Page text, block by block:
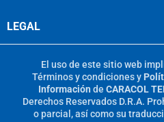
LEGAL
El uso de este sitio web
Términos y condicionesy
Información de CARACOL
Derechos Reservados D.R.A.
o parcial, así como su